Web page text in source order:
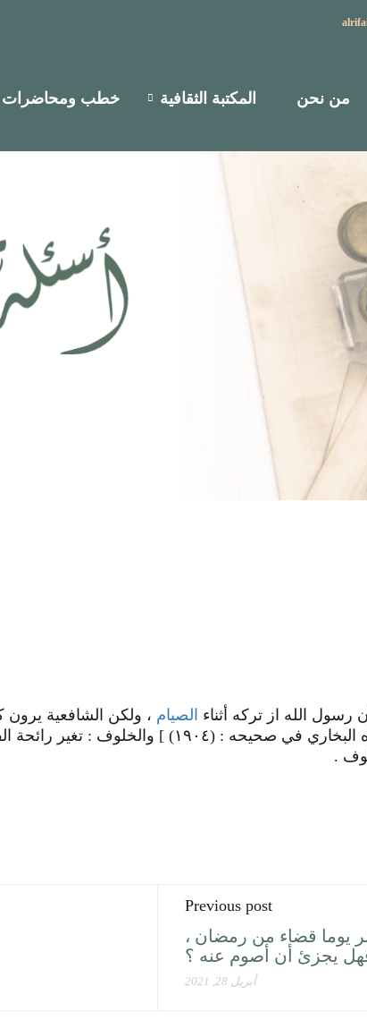
من نحن المكتبة الثقافية خطب ومحاضرات
رسول الله از ترکه أثناء الصيام ، ولكن الشافعية يرون
في صحيحه : (١٩٠٤) ] والخلوف : تغير رائحة الفم
.
Previous post
يوما قضاء من رمضان ،
يجزئ أن أصوم عنه ؟
أبريل 28, 2021